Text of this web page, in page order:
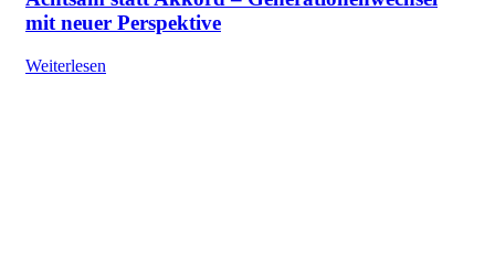
mit neuer Perspektive
Weiterlesen